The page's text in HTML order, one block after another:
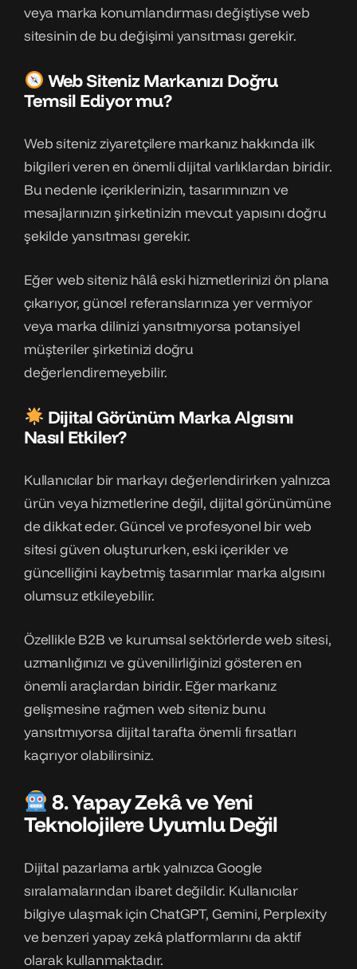
veya marka konumlandırması değiştiyse web
sitesinin de bu değişimi yansıtması gerekir.
Web Siteniz Markanızı Doğru
Temsil Ediyor mu?
Web siteniz ziyaretçilere markanız hakkında ilk
bilgileri veren en önemli dijital varlıklardan biridir.
Bu nedenle içeriklerinizin, tasarımınızın ve
mesajlarınızın şirketinizin mevcut yapısını doğru
şekilde yansıtması gerekir.
Eğer web siteniz hâlâ eski hizmetlerinizi ön plana
çıkarıyor, güncel referanslarınıza yer vermiyor
veya marka dilinizi yansıtmıyorsa potansiyel
müşteriler şirketinizi doğru
değerlendiremeyebilir.
Dijital Görünüm Marka Algısını
Nasıl Etkiler?
Kullanıcılar bir markayı değerlendirirken yalnızca
ürün veya hizmetlerine değil, dijital görünümüne
de dikkat eder. Güncel ve profesyonel bir web
sitesi güven oluştururken, eski içerikler ve
güncelliğini kaybetmiş tasarımlar marka algısını
olumsuz etkileyebilir.
Özellikle B2B ve kurumsal sektörlerde web sitesi,
uzmanlığınızı ve güvenilirliğinizi gösteren en
önemli araçlardan biridir. Eğer markanız
gelişmesine rağmen web siteniz bunu
yansıtmıyorsa dijital tarafta önemli fırsatları
kaçırıyor olabilirsiniz.
8. Yapay Zekâ ve Yeni
Teknolojilere Uyumlu Değil
Dijital pazarlama artık yalnızca Google
sıralamalarından ibaret değildir. Kullanıcılar
bilgiye ulaşmak için ChatGPT, Gemini, Perplexity
ve benzeri yapay zekâ platformlarını da aktif
olarak kullanmaktadır.